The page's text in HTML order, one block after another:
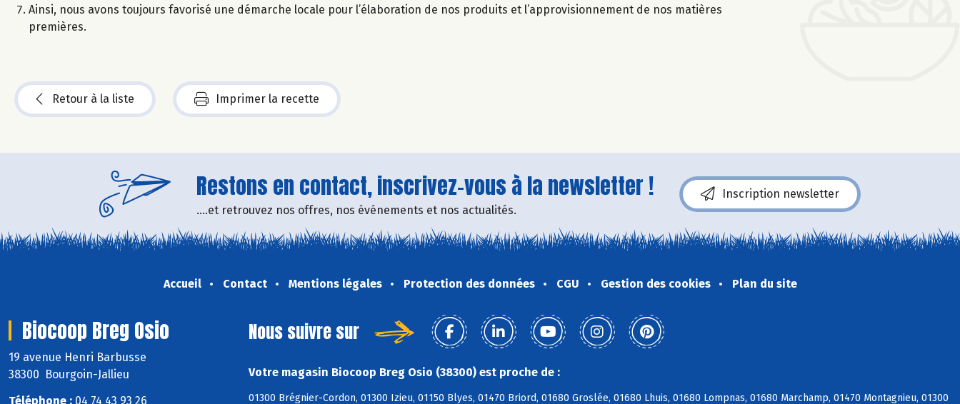
Ainsi, nous avons toujours favorisé une démarche locale pour l’élaboration de nos produits et l’approvisionnement de nos matières
premières.
Retour à la liste Imprimer la recette
Restons en contact, inscrivez-vous à la newsletter !
....et retrouvez nos offres, nos événements et nos actualités.
Inscription newsletter
Accueil Contact Mentions légales Protection des données CGU Gestion des cookies Plan du site
Biocoop Breg Osio
19 avenue Henri Barbusse
38300 Bourgoin-Jallieu
Téléphone : 04 74 43 93 26
Nous suivre sur
Votre magasin Biocoop Breg Osio (38300) est proche de :
01300 Brégnier-Cordon, 01300 Izieu, 01150 Blyes, 01470 Briord, 01680 Groslée, 01680 Lhuis, 01680 Lompnas, 01680 Marchamp, 01470 Montagnieu, 01300